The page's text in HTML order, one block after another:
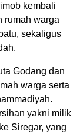
kembali
rumah warga
sekaligus
Godang dan
warga serta
yakni milik
Siregar, yang